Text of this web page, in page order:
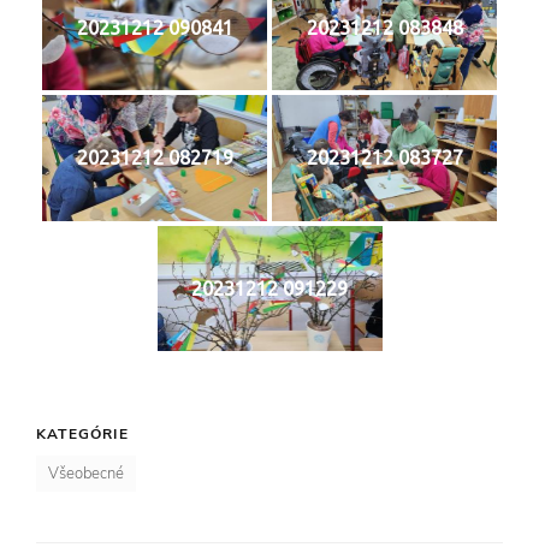
20231212 090841 20231212 083848
20231212 082719 20231212 083727
20231212 091229
KATEGÓRIE
Všeobecné